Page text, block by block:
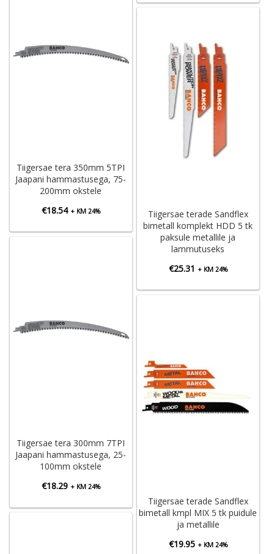
Tiigersae tera 350mm 5TPI
Jaapani hammastusega, 75-
200mm okstele
€18.54 + KM 24%
Tiigersae terade Sandflex
bimetall komplekt HDD 5 tk
paksule metallile ja
lammutuseks
€25.31 + KM 24%
Tiigersae tera 300mm 7TPI
Jaapani hammastusega, 25-
100mm okstele
€18.29 + KM 24%
Tiigersae terade Sandflex
bimetall kmpl MIX 5 tk puidule
ja metallile
€19.95 + KM 24%